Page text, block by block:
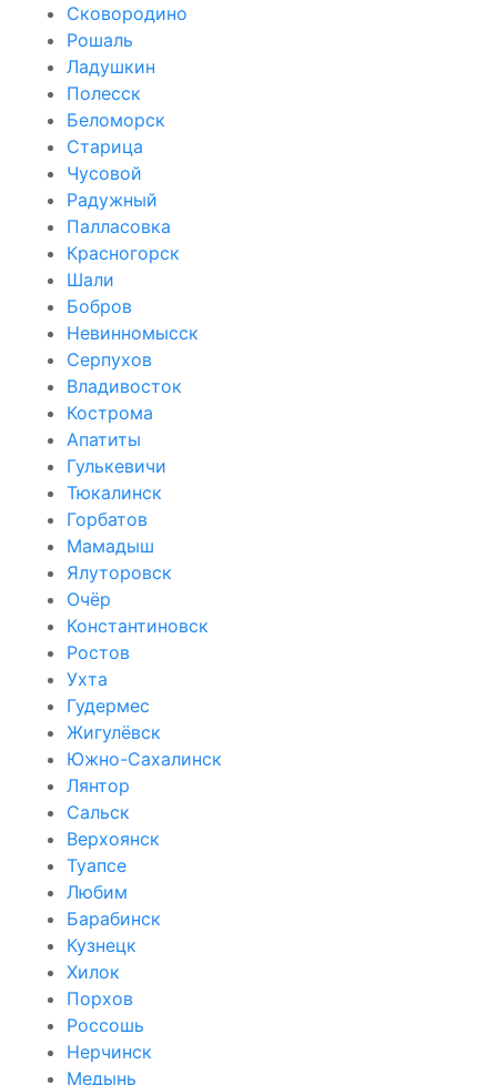
Сковородино
Рошаль
Ладушкин
Полесск
Беломорск
Старица
Чусовой
Радужный
Палласовка
Красногорск
Шали
Бобров
Невинномысск
Серпухов
Владивосток
Кострома
Апатиты
Гулькевичи
Тюкалинск
Горбатов
Мамадыш
Ялуторовск
Очёр
Константиновск
Ростов
Ухта
Гудермес
Жигулёвск
Южно-Сахалинск
Лянтор
Сальск
Верхоянск
Туапсе
Любим
Барабинск
Кузнецк
Хилок
Порхов
Россошь
Нерчинск
Медынь